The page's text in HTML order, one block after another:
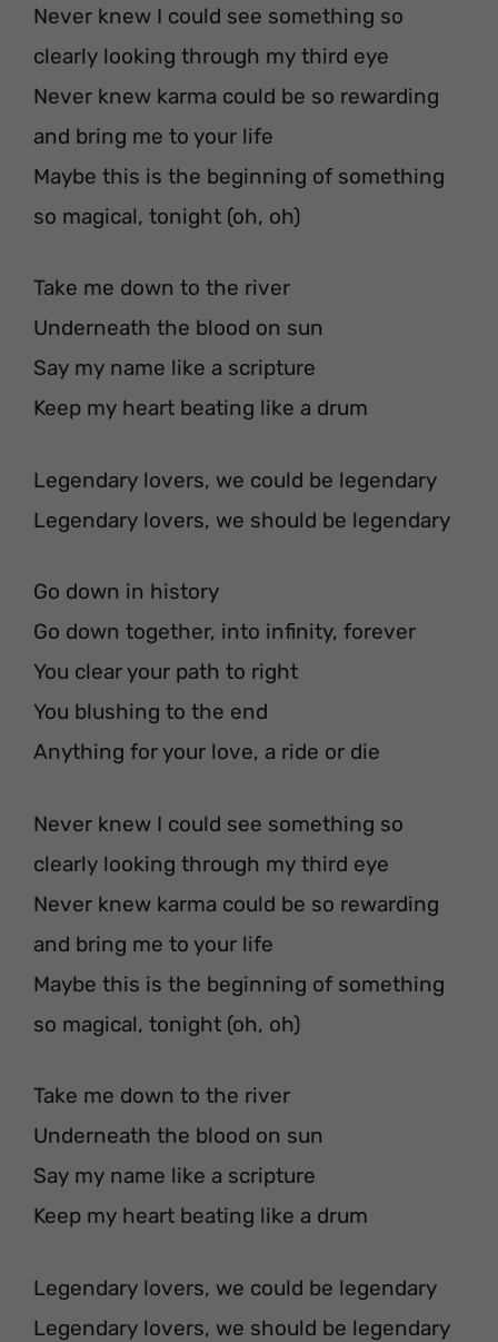
Never knew I could see something so
clearly looking through my third eye
Never knew karma could be so rewarding
and bring me to your life
Maybe this is the beginning of something
so magical, tonight (oh, oh)
Take me down to the river
Underneath the blood on sun
Say my name like a scripture
Keep my heart beating like a drum
Legendary lovers, we could be legendary
Legendary lovers, we should be legendary
Go down in history
Go down together, into infinity, forever
You clear your path to right
You blushing to the end
Anything for your love, a ride or die
Never knew I could see something so
clearly looking through my third eye
Never knew karma could be so rewarding
and bring me to your life
Maybe this is the beginning of something
so magical, tonight (oh, oh)
Take me down to the river
Underneath the blood on sun
Say my name like a scripture
Keep my heart beating like a drum
Legendary lovers, we could be legendary
Legendary lovers, we should be legendary